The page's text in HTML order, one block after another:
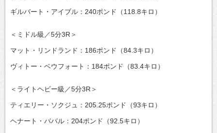
ギルバート・アイブル：240ポンド（118.8キロ）
＜ミドル級／5分3R＞
マット・リンドランド：186ポンド（84.3キロ）
ヴィトー・ベウフォート：184ポンド（83.4キロ）
＜ライトヘビー級／5分3R＞
ティエリー・ソクジュ：205.25ポンド（93キロ）
ヘナート・ババル：204ポンド（92.5キロ）